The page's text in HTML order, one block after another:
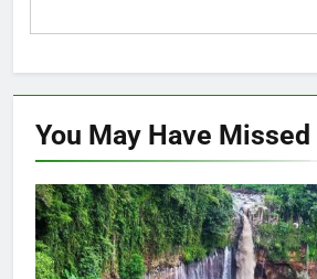
You May Have Missed
WISATA